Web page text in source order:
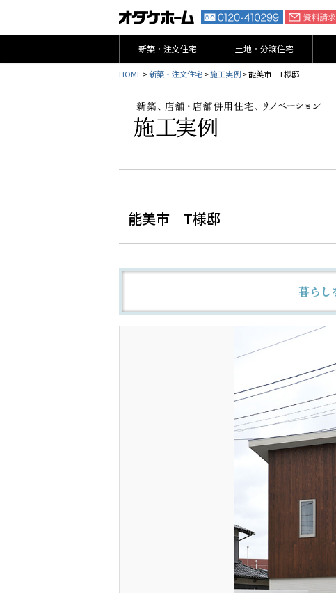
新築・注文住宅 土地・分譲住宅
HOME>新築・注文住宅 >施工実例> 能美市 T様邸
能美市 T様邸
暮らし